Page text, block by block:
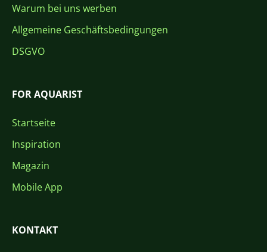
Warum bei uns werben
Allgemeine Geschäftsbedingungen
DSGVO
FOR AQUARIST
Startseite
Inspiration
Magazin
Mobile App
KONTAKT